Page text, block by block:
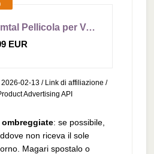
Blumtal Pellicola per Vetri Finestre Privacy Opacizzante - Pellicola Privacy Senza Colla - Pellicola Finestra Privacy - Pellicola Vetri Finestre - Pellicola Anti-UV - 60 x 200cm - 1 Pezzo
EUR
02-13 / Link di affiliazione /
Advertising API
: se possibile,
non riceva il sole
Magari spostalo o